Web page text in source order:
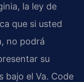
la ley de
que si usted
no podrá
su
bajo el Va. Code